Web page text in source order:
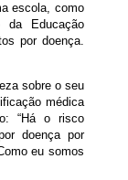
escola, como
Educação
por doença.
sobre o seu
médica
“Há o risco
doença por
eu somos